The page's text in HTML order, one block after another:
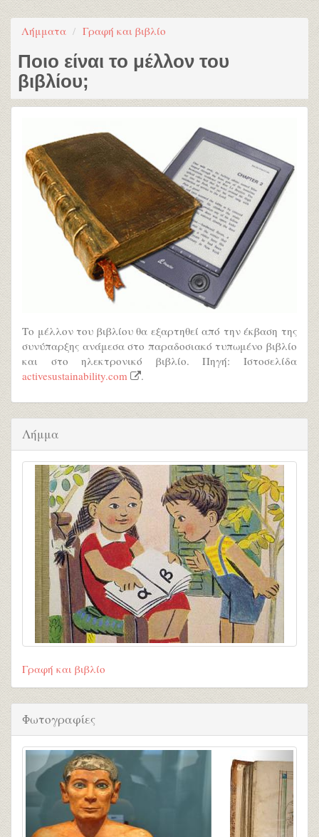
Λήμματα Γραφή και βιβλίο
Ποιο είναι το μέλλον του
βιβλίου;
Το μέλλον του βιβλίου θα εξαρτηθεί από την έκβαση της
συνύπαρξης ανάμεσα στο παραδοσιακό τυπωμένο βιβλίο
και στο ηλεκτρονικό βιβλίο. Πηγή: Ιστοσελίδα
activesustainability.com
.
Λήμμα
Γραφή και βιβλίο
Φωτογραφίες